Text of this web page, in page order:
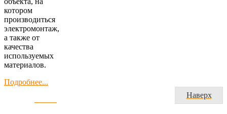
котором
производиться
электромонтаж,
а также от
качества
используемых
материалов.
Подробнее...
Наверх